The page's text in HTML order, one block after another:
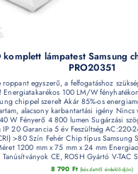
komplett lámpatest Samsung
PRO20351
roppant egyszerű, a felfogatáshoz
Energiatakarékos 100 LM/W
chippel szerelt Akár 85%-os
alacsony karbantartási igény
W Fényerő 4 800 lumen Sugárzási
IP 20 Garancia 5 év Feszültség AC:220-
>80 Szín Fehér Chip típus Samsung
1200 mm x 75 mm x 24 mm
Tanúsítványok CE, ROSH Gyártó V-TAC
8 790 Ft (készletről érdeklődjön)